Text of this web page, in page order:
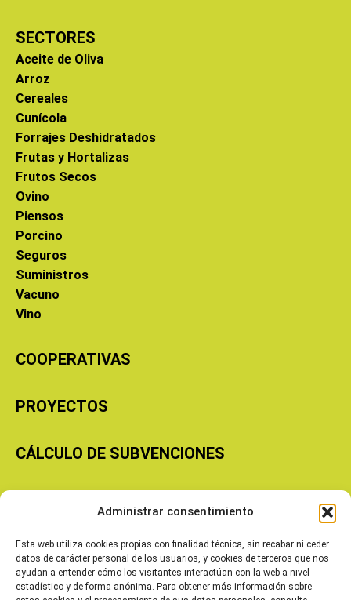
Administrar consentimiento
Esta web utiliza cookies propias con finalidad técnica, sin recabar ni ceder
datos de carácter personal de los usuarios, y cookies de terceros que nos
ayudan a entender cómo los visitantes interactúan con la web a nivel
estadístico y de forma anónima. Para obtener más información sobre
SECTORES
Aceite de Oliva
Arroz
Cereales
Cunícola
Forrajes Deshidratados
Frutas y Hortalizas
Frutos Secos
Ovino
Piensos
Porcino
Seguros
Suministros
Vacuno
Vino
COOPERATIVAS
PROYECTOS
CÁLCULO DE SUBVENCIONES